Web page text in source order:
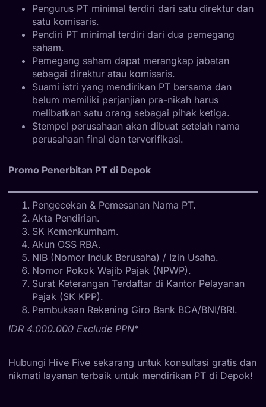
Pengurus PT minimal terdiri dari satu direktur dan
satu komisaris.
Pendiri PT minimal terdiri dari dua pemegang
saham.
Pemegang saham dapat merangkap jabatan
sebagai direktur atau komisaris.
Suami istri yang mendirikan PT bersama dan
belum memiliki perjanjian pra-nikah harus
melibatkan satu orang sebagai pihak ketiga.
Stempel perusahaan akan dibuat setelah nama
perusahaan final dan terverifikasi.
Promo Penerbitan PT di Depok
Pengecekan & Pemesanan Nama PT.
Akta Pendirian.
SK Kemenkumham.
Akun OSS RBA.
NIB (Nomor Induk Berusaha) / Izin Usaha.
Nomor Pokok Wajib Pajak (NPWP).
Surat Keterangan Terdaftar di Kantor Pelayanan
Pajak (SK KPP).
Pembukaan Rekening Giro Bank BCA/BNI/BRI.
IDR 4.000.000 Exclude PPN*
Hubungi Hive Five sekarang untuk konsultasi gratis dan
nikmati layanan terbaik untuk mendirikan PT di Depok!